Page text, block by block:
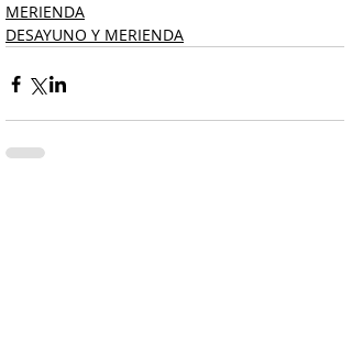
MERIENDA
DESAYUNO Y MERIENDA